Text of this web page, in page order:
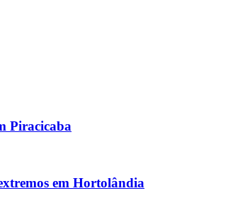
Piracicaba
em Hortolândia